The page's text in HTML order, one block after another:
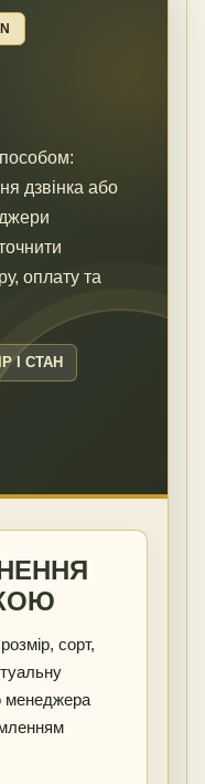
дзвінка або
оплату та
І СТАН
сорт,
менеджера